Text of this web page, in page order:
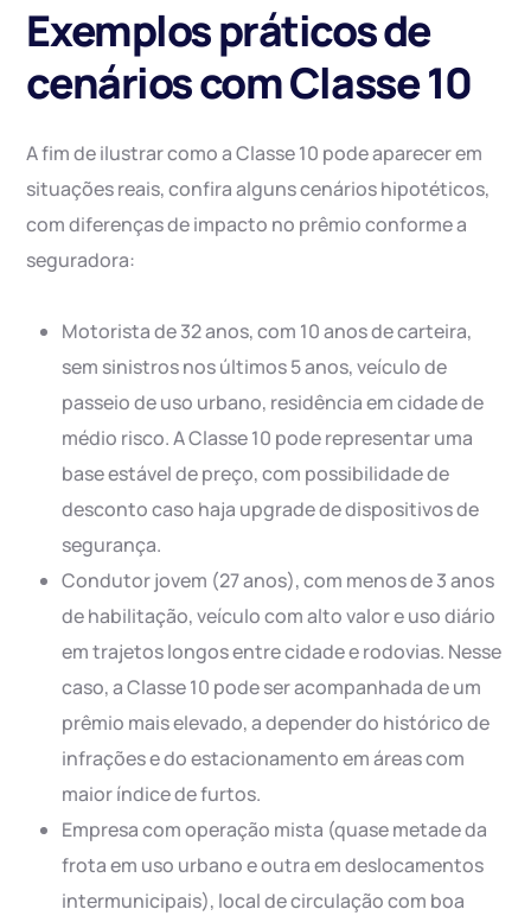
Exemplos práticos de
cenários com Classe 10
A fim de ilustrar como a Classe 10 pode aparecer em
situações reais, confira alguns cenários hipotéticos,
com diferenças de impacto no prêmio conforme a
seguradora:
Motorista de 32 anos, com 10 anos de carteira,
sem sinistros nos últimos 5 anos, veículo de
passeio de uso urbano, residência em cidade de
médio risco. A Classe 10 pode representar uma
base estável de preço, com possibilidade de
desconto caso haja upgrade de dispositivos de
segurança.
Condutor jovem (27 anos), com menos de 3 anos
de habilitação, veículo com alto valor e uso diário
em trajetos longos entre cidade e rodovias. Nesse
caso, a Classe 10 pode ser acompanhada de um
prêmio mais elevado, a depender do histórico de
infrações e do estacionamento em áreas com
maior índice de furtos.
Empresa com operação mista (quase metade da
frota em uso urbano e outra em deslocamentos
intermunicipais), local de circulação com boa